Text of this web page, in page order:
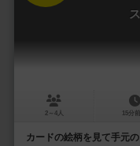
2～4人 15分
カードの絵柄を見て手元